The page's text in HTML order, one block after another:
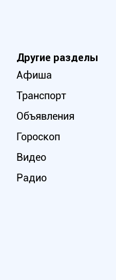
Другие разделы
Афиша
Транспорт
Объявления
Гороскоп
Видео
Радио